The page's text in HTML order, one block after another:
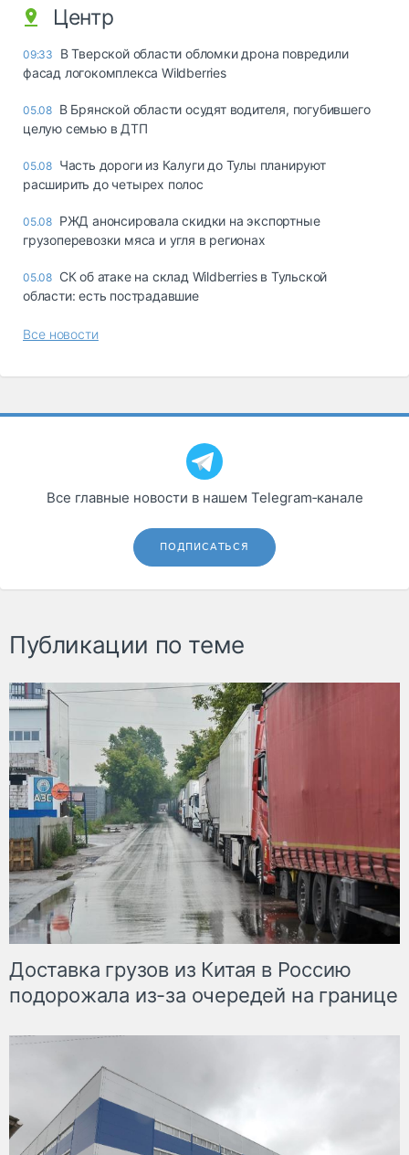
Центр
09:33
В Тверской области обломки дрона повредили
фасад логокомплекса Wildberries
05.08 В Брянской области осудят водителя, погубившего
целую семью в ДТП
05.08 Часть дороги из Калуги до Тулы планируют
расширить до четырех полос
05.08 РЖД анонсировала скидки на экспортные
грузоперевозки мяса и угля в регионах
05.08 СК об атаке на склад Wildberries в Тульской
области: есть пострадавшие
Все новости
Все главные новости в нашем Telegram‑канале
ПОДПИСАТЬСЯ
Публикации по теме
Доставка грузов из Китая в Россию
подорожала из-за очередей на границе